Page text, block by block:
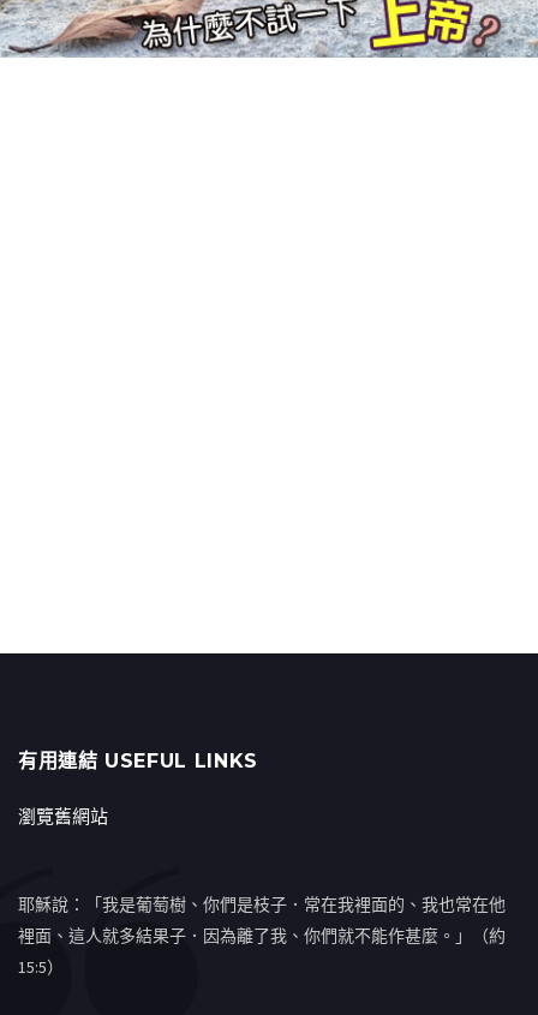
有用連結 USEFUL LINKS
瀏覽舊網站
耶穌說：「我是葡萄樹、你們是枝子．常在我裡面的、我也常在他
裡面、這人就多結果子．因為離了我、你們就不能作甚麼。」（約
15:5）